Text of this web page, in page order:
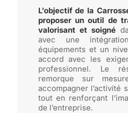
L’objectif de la
proposer un outil de
valorisant et soigné
avec une
équipements et un
accord avec les
professionnel. Le
remorque sur
accompagner l’activité
tout en renforçant
de l’entreprise.